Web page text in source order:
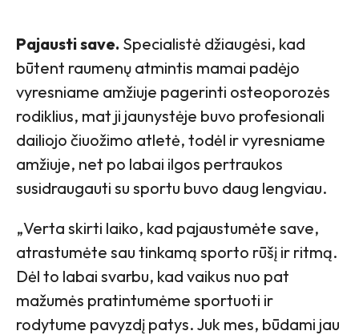
Pajausti save. Specialistė džiaugėsi, kad
būtent raumenų atmintis mamai padėjo
vyresniame amžiuje pagerinti osteoporozės
rodiklius, mat ji jaunystėje buvo profesionali
dailiojo čiuožimo atletė, todėl ir vyresniame
amžiuje, net po labai ilgos pertraukos
susidraugauti su sportu buvo daug lengviau.
„Verta skirti laiko, kad pajaustumėte save,
atrastumėte sau tinkamą sporto rūšį ir ritmą.
Dėl to labai svarbu, kad vaikus nuo pat
mažumės pratintumėme sportuoti ir
rodytume pavyzdį patys. Juk mes, būdami jau